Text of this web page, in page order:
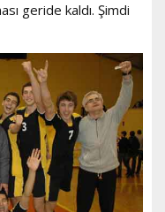
geride kaldı. Şimdi